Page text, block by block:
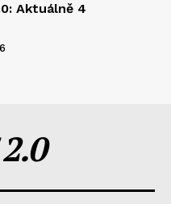
Aktuálně 4